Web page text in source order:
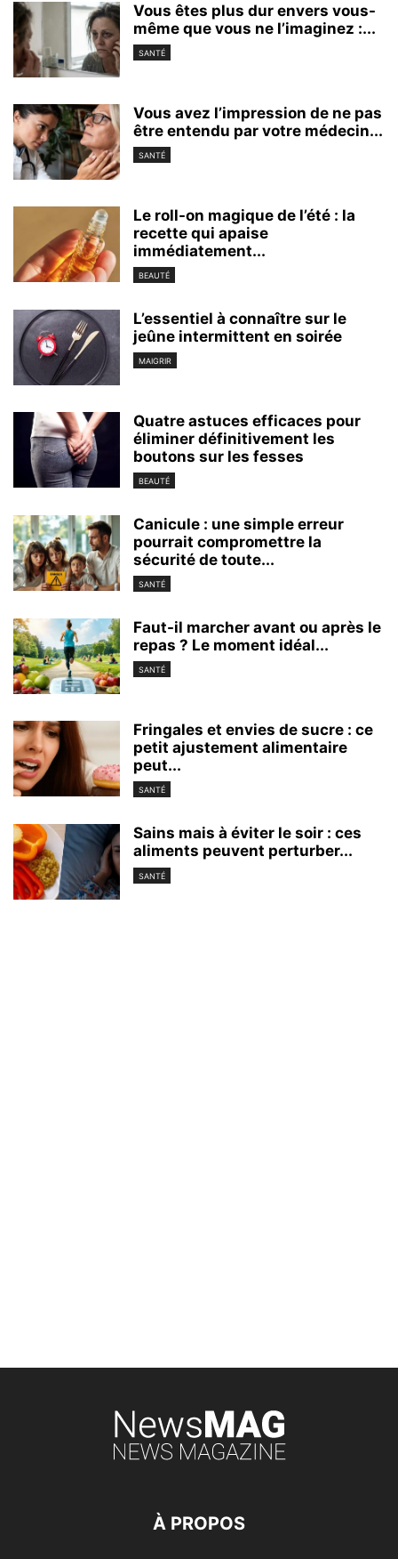
Vous êtes plus dur envers vous-
même que vous ne l’imaginez :...
SANTÉ
Vous avez l’impression de ne pas
être entendu par votre médecin...
SANTÉ
Le roll-on magique de l’été : la
recette qui apaise
immédiatement...
BEAUTÉ
L’essentiel à connaître sur le
jeûne intermittent en soirée
MAIGRIR
Quatre astuces efficaces pour
éliminer définitivement les
boutons sur les fesses
BEAUTÉ
Canicule : une simple erreur
pourrait compromettre la
sécurité de toute...
SANTÉ
Faut-il marcher avant ou après le
repas ? Le moment idéal...
SANTÉ
Fringales et envies de sucre : ce
petit ajustement alimentaire
peut...
SANTÉ
Sains mais à éviter le soir : ces
aliments peuvent perturber...
SANTÉ
À PROPOS